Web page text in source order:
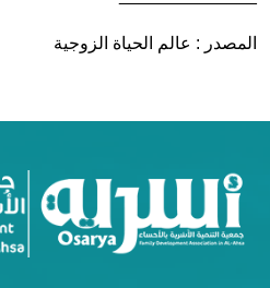
المصدر : عالم الحياة الزوجية